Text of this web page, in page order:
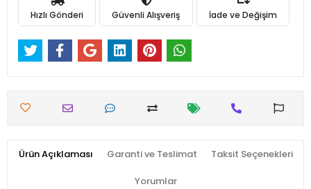
Hızlı Gönderi Güvenli Alışveriş İade ve Değişim
Ürün Açıklaması Garanti ve Teslimat Taksit Seçenekleri
Yorumlar